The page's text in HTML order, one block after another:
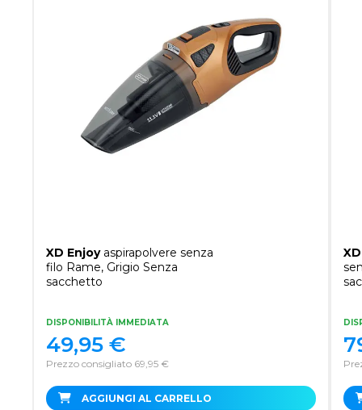
XD Enjoyaspirapolvere senza
filo Rame, Grigio Senza
sacchetto
DISPONIBILITÀ IMMEDIATA
Prezzo consigliato 69,95 €
49,95 €
AGGIUNGI AL CARRELLO